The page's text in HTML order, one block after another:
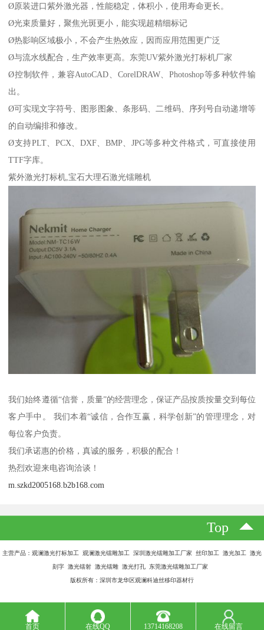
Ø原装进口紫外激光器，性能稳定，体积小，使用寿命更长。
Ø光束质量好，聚焦光斑更小，能实现超精细标记
Ø热影响区域极小，不会产生热效应，因而应用范围更广泛
Ø与流水线配合，生产效率更高。东莞UV紫外激光打标机厂家
Ø控制软件，兼容AutoCAD、CorelDRAW、Photoshop等多种软件输
出。
Ø可实现文字符号、图形图象、条形码、二维码、序列号自动递增等
的自动编排和修改。
Ø支持PLT、PCX、DXF、BMP、JPG等多种文件格式，可直接使用
TTF字库。
紫外激光打标机,宝石大理石激光镭雕机
我们始终遵循“信誉，质量”的经营理念，保证产品按质按量交到每位
客户手中。 我们本着“诚信，合作互赢，科学创新”的管理理念，对
每位客户负责。
我们承诺惠的价格，真诚的服务，积极的配合！
热烈欢迎来电咨询洽谈！
m.szkd2005168.b2b168.com
Top
主营产品：观澜激光打标加工 观澜激光镭雕加工 深圳激光镭雕加工厂家 丝印加工 激光加工 激光
刻字 激光镭射 激光镭雕 激光打孔 东莞激光镭雕加工厂家
版权所有：深圳市龙华区观澜科迪丝移印器材行
首页 在线QQ 13714168208 在线留言